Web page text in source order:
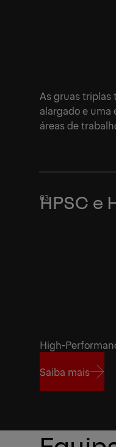
As gruas triplas
alargado e uma
áreas de
HPSC e
High-
Saiba mais